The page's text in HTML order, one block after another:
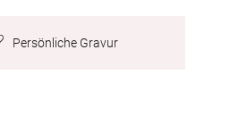
Persönliche Gravur